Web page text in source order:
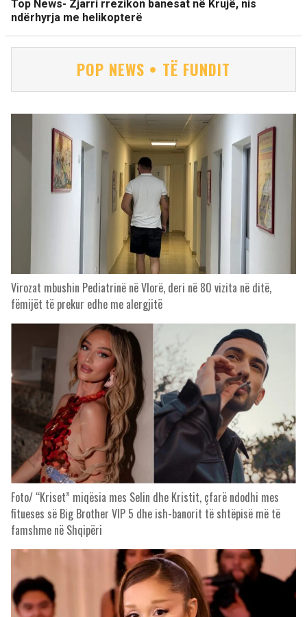
Top News- Zjarri rrezikon banesat në Krujë, nis
ndërhyrja me helikopterë
POP NEWS • TË FUNDIT
Virozat mbushin Pediatrinë në Vlorë, deri në 80 vizita në ditë,
fëmijët të prekur edhe me alergjitë
Foto/ “Kriset” miqësia mes Selin dhe Kristit, çfarë ndodhi mes
fitueses së Big Brother VIP 5 dhe ish-banorit të shtëpisë më të
famshme në Shqipëri